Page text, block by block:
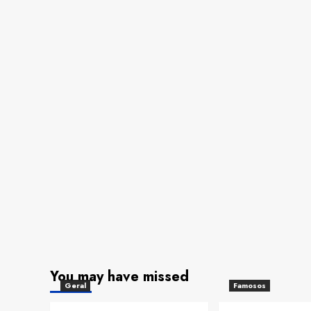
You may have missed
Geral Famosos